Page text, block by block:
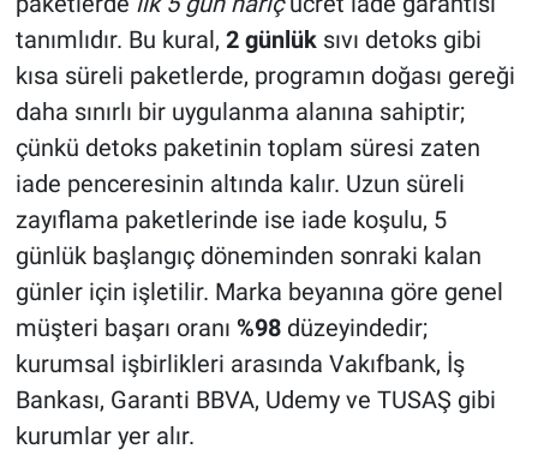
tanımlıdır. Bu kural, 2 günlüksıvı detoks gibi
kısa süreli paketlerde, programın doğası gereği
daha sınırlı bir uygulanma alanına sahiptir;
çünkü detoks paketinin toplam süresi zaten
iade penceresinin altında kalır. Uzun süreli
zayıflama paketlerinde ise iade koşulu, 5
günlük başlangıç döneminden sonraki kalan
günler için işletilir. Marka beyanına göre genel
müşteri başarı oranı %98düzeyindedir;
kurumsal işbirlikleri arasında Vakıfbank, İş
Bankası, Garanti BBVA, Udemy ve TUSAŞ gibi
kurumlar yer alır.